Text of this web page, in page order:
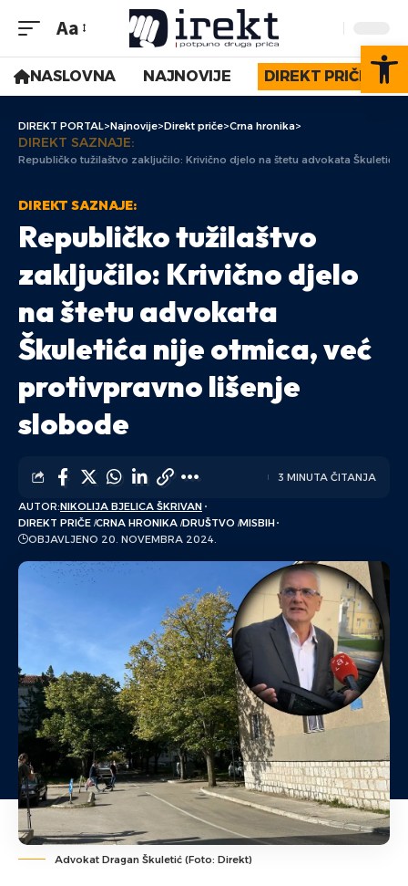
Aa
NASLOVNA NAJNOVIJE DIREKT PRIČE
DIREKT PORTAL>Najnovije>Direkt priče>Crna hronika>
DIREKT SAZNAJE:
Republičko tužilaštvo zaključilo: Krivično djelo na štetu advokata Škuletića
DIREKT SAZNAJE:
Republičko tužilaštvo
zaključilo: Krivično djelo
na štetu advokata
Škuletića nije otmica, već
protivpravno lišenje
slobode
AUTOR:NIKOLIJA BJELICA ŠKRIVAN
DIREKT PRIČE CRNA HRONIKA DRUŠTVO MISBIH
OBJAVLJENO 20. NOVEMBRA 2024.
3 MINUTA ČITANJA
Advokat Dragan Škuletić (Foto: Direkt)